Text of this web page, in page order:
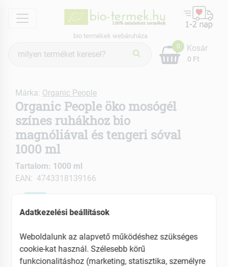
menu
bio termékek webáruháza
keresés
0
0 Ft
Kosár
Márka: Organic People
Organic People öko mosógél
színes ruhákhoz bio
magnóliával és tengeri sóval
1000 ml
Tartalom: 1000 ml
EAN: 4743318139166
Adatkezelési beállítások
Weboldalunk az alapvető működéshez szükséges
cookie-kat használ. Szélesebb körű
funkcionalitáshoz (marketing, statisztika, személyre